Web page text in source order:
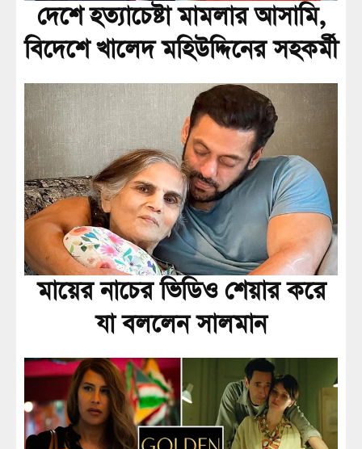
দেশে হত্যাচেষ্টা মামলার আসামি,
বিদেশে খালেদ মহিউদ্দিনের সহকর্মী
মায়ের নাচের ভিডিও শেয়ার করে
যা বললেন সালমান